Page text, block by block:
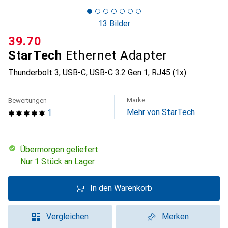
13 Bilder
StarTech Ethernet Adapter
Thunderbolt 3, USB-C, USB-C 3.2 Gen 1, RJ45 (1x)
CHF
39.70
1
Bewertungen Marke
Mehr von StarTech
übermorgen geliefert
Nur 1 Stück an Lager
In den Warenkorb
Vergleichen Merken